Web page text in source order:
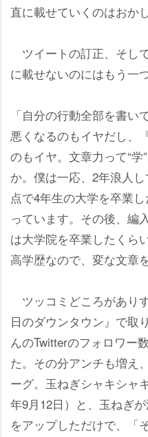
直に載せていくのはおか
ツイートの訂正、そし
に載せないのにはもう一
「自分の行動全部を書
悪くなるのもイヤだし、
のもイヤ。文章力って“
か。僕は一応、2年浪人
点で4年生の大学を卒業
っています。その後、編
は大学院を卒業したくら
高学歴なので、変な文章
ツッコミどころがあり
日のダウンタウン』で取
んのTwitterのフォロワー
た。その分アンチも増え
ーグ。玉ねぎシャキシャ
年9月12日）と、玉ねぎ
をアップしただけで、「